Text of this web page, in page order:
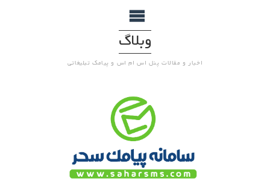
وبلاگ
اخبار و مقالات پنل اس ام اس و پیامک تبلیغاتی